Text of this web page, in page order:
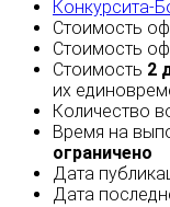
Конкурсита-
Стоимость
Стоимость
Стоимость 2
их
Количество
Время на
ограничено
Дата
Дата